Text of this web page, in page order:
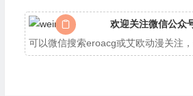
欢迎关注微信公众
可以微信搜索eroacg或艾欧动漫关注，